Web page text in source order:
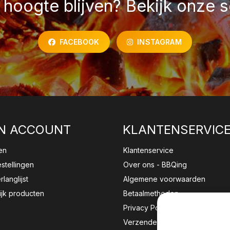
blijven? Bekijk onze
FACEBOOK INSTAGRAM
ACCOUNT
producten
Klantenservice
Over ons - BBQing
Algemene voorwaarden
Betaalmethoden
Privacy Policy
Verzenden & retourneren